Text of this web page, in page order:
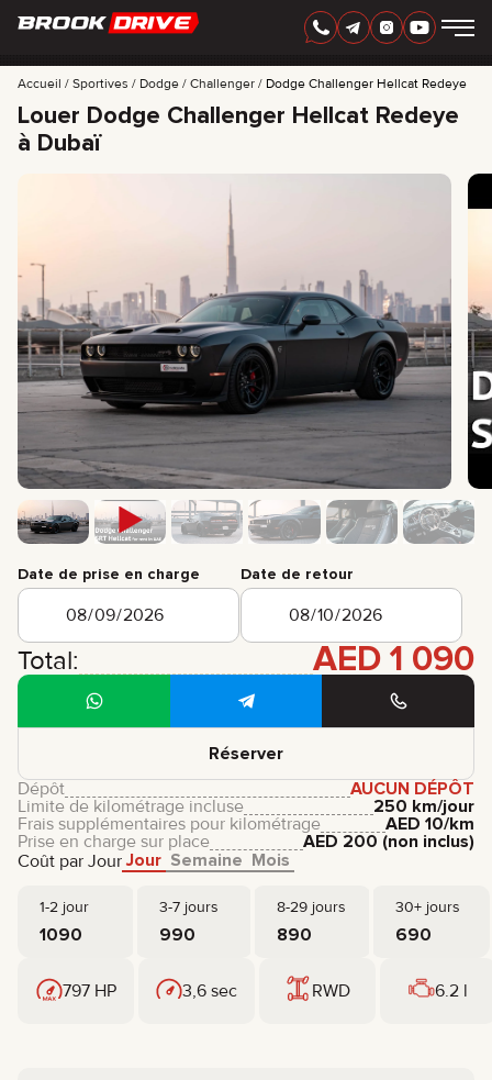
FRANÇAIS AED
MARQUES
CONTACTS
PARTENARIAT
LOUEZ-POSSÉDEZ
info@brook-drive.rent
+ 971 52 193 88 88
+ 7 925 283 88 88
Accueil Sportives Dodge Challenger Dodge Challenger Hellcat Redeye
Louer Dodge Challenger Hellcat Redeye
à Dubaï
Date de prise en charge Date de retour
Total: AED 1 090
Réserver
Coût par Jour Jour Semaine Mois
1-2 jour 3-7 jours 8-29 jours 30+ jours
1090 990 890 690
Dépôt
AUCUN DÉPÔT
Limite de kilométrage incluse
250 km/jour
Frais supplémentaires pour kilométrage
AED 10/km
Prise en charge sur place
AED 200 (non inclus)
797 HP 3,6 sec RWD 6.2 l